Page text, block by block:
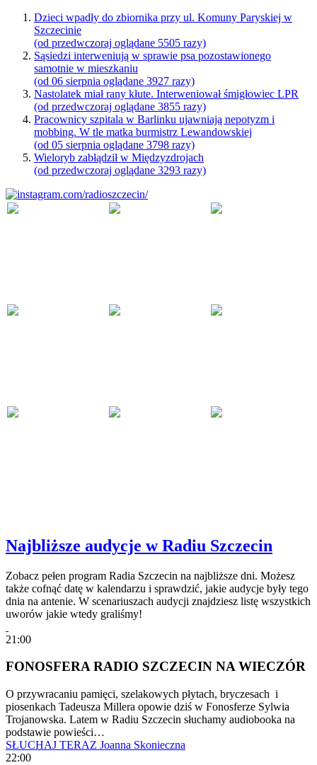
Dzieci wpadły do zbiornika przy ul. Komuny Paryskiej w
Szczecinie
(od przedwczoraj oglądane 5505 razy)
Sąsiedzi interweniują w sprawie psa pozostawionego
samotnie w mieszkaniu
(od 06 sierpnia oglądane 3927 razy)
Nastolatek miał rany kłute. Interweniował śmigłowiec LPR
(od przedwczoraj oglądane 3855 razy)
Pracownicy szpitala w Barlinku ujawniają nepotyzm i
mobbing. W tle matka burmistrz Lewandowskiej
(od 05 sierpnia oglądane 3798 razy)
Wieloryb zabłądził w Międzyzdrojach
(od przedwczoraj oglądane 3293 razy)
Najbliższe audycje w Radiu Szczecin
Zobacz pełen program Radia Szczecin na najbliższe dni. Możesz
także cofnąć datę w kalendarzu i sprawdzić, jakie audycje były tego
dnia na antenie. W scenariuszach audycji znajdziesz listę wszystkich
uworów jakie wtedy graliśmy!
21:00
FONOSFERA RADIO SZCZECIN NA WIECZÓR
O przywracaniu pamięci, szelakowych płytach, bryczesach i
piosenkach Tadeusza Millera opowie dziś w Fonosferze Sylwia
Trojanowska. Latem w Radiu Szczecin słuchamy audiobooka na
podstawie powieści…
SŁUCHAJ TERAZ Joanna Skonieczna
22:00